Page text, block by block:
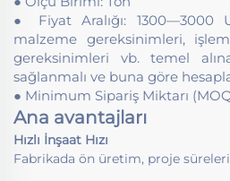
● Fiyat Aralığı: 1300—3000
malzeme gereksinimleri,
gereksinimleri vb. temel
sağlanmalı ve buna göre
● Minimum Sipariş Miktarı
Ana avantajları
Hızlı İnşaat Hızı
Fabrikada ön üretim, proje